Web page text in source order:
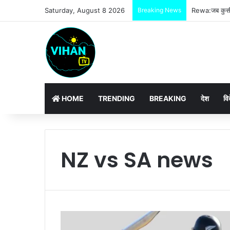
Saturday, August 8 2026 Breaking News Rewa:जब
HOME TRENDING BREAKING देश
NZ vs SA news